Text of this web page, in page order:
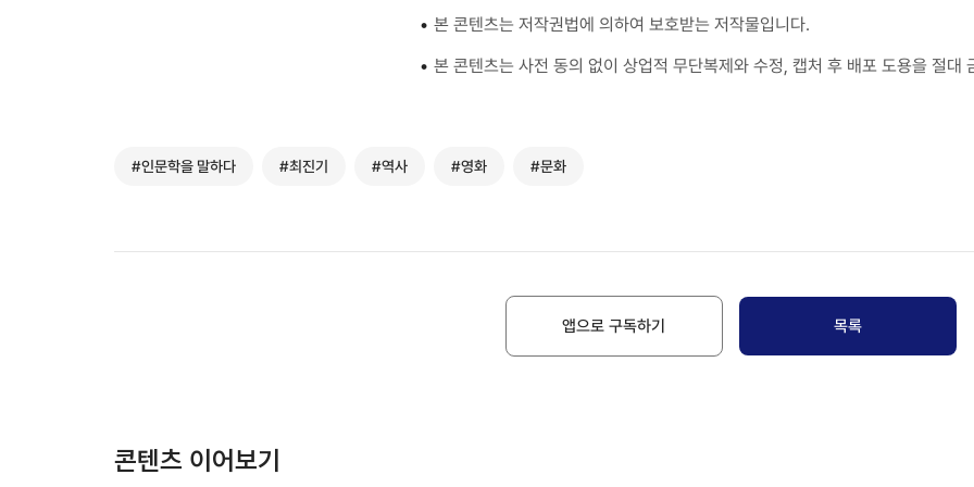
• 본 콘텐츠는 저작권법에 의하여 보호받는 저작물입니다.
• 본 콘텐츠는 사전 동의 없이 상업적 무단복제와 수정, 캡처 후 배포 도용을 절대
#인문학을 말하다 #최진기 #역사 #영화 #문화
앱으로 구독하기 목록
콘텐츠 이어보기